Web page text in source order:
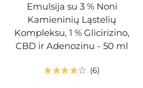
Emulsija su 3 % Noni
Kamieninių Ląstelių
Kompleksu, 1 % Glicirizino,
CBD ir Adenozinu - 50 ml
6